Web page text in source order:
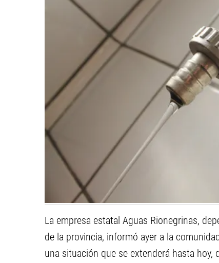
La empresa estatal Aguas Rionegrinas,
de la provincia, informó ayer a la
una situación que se extenderá hasta